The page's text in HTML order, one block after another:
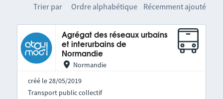
Trier par Ordre alphabétique Récemment ajouté
Agrégat des réseaux urbains
et interurbains de
Normandie
Normandie
créé le 28/05/2019
Transport public collectif